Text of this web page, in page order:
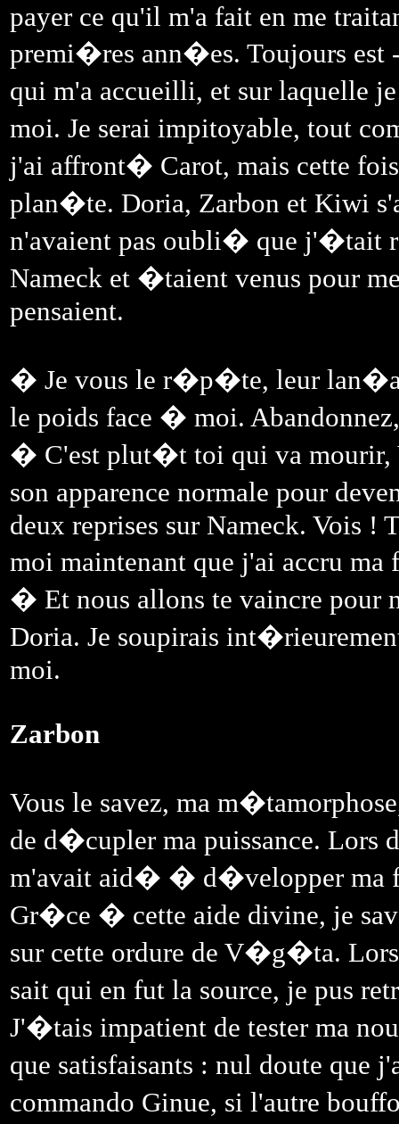
payer ce qu'il m'a fait en me
premi�res ann�es. Toujours
qui m'a accueilli, et sur laquelle
moi. Je serai impitoyable, tout
j'ai affront� Carot, mais cette
plan�te. Doria, Zarbon et Kiwi
n'avaient pas oubli� que j'�tait
Nameck et �taient venus pour
pensaient.
� Je vous le r�p�te, leur
le poids face � moi.
� C'est plut�t toi qui va
son apparence normale pour
deux reprises sur Nameck. Vois !
moi maintenant que j'ai accru
� Et nous allons te vaincre pour
Doria. Je soupirais
moi.
Zarbon
Vous le savez, ma
de d�cupler ma puissance. Lors
m'avait aid� � d�velopper ma
Gr�ce � cette aide divine, je
sur cette ordure de V�g�ta.
sait qui en fut la source, je pus
J'�tais impatient de tester ma
que satisfaisants : nul doute que
commando Ginue, si l'autre